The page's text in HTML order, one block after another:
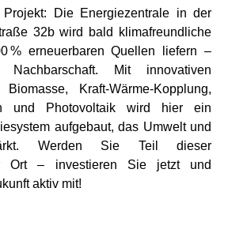
Projekt: Die Energiezentrale in der
32b wird bald klimafreundliche
% erneuerbaren Quellen liefern –
Mit innovativen
Kraft-Wärme-Kopplung,
und Photovoltaik wird hier ein
aufgebaut, das Umwelt und
Werden Sie Teil dieser
Ort – investieren Sie jetzt und
aktiv mit!